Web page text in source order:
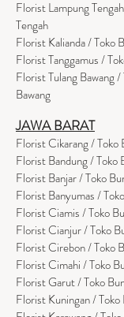
Florist Lampung
Tengah
Florist Kalianda / Toko
Florist Tanggamus /
Florist Tulang Bawang /
Bawang
JAWA BARAT
Florist Cikarang/ Toko
Florist Bandung / Toko
Florist Banjar / Toko
Florist Banyumas /
Florist Ciamis / Toko
Florist Cianjur / Toko
Florist Cirebon / Toko
Florist Cimahi / Toko
Florist Garut / Toko
Florist Kuningan / Toko